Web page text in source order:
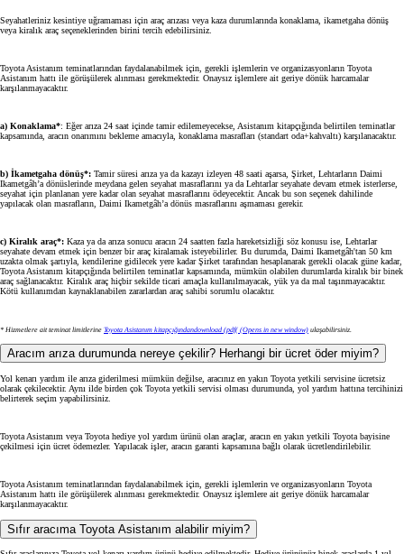
Seyahatleriniz kesintiye uğramaması için araç arızası veya kaza durumlarında konaklama, ikametgaha dönüş
veya kiralık araç seçeneklerinden birini tercih edebilirsiniz.
Toyota Asistanım teminatlarından faydalanabilmek için, gerekli işlemlerin ve organizasyonların Toyota
Asistanım hattı ile görüşülerek alınması gerekmektedir. Onaysız işlemlere ait geriye dönük harcamalar
karşılanmayacaktır.
a) Konaklama*: Eğer arıza 24 saat içinde tamir edilemeyecekse, Asistanım kitapçığında belirtilen teminatlar
kapsamında, aracın onarımını bekleme amacıyla, konaklama masrafları (standart oda+kahvaltı) karşılanacaktır.
b) İkametgaha dönüş*: Tamir süresi arıza ya da kazayı izleyen 48 saati aşarsa, Şirket, Lehtarların Daimi
Ikametgâh’a dönüslerinde meydana gelen seyahat masraflarını ya da Lehtarlar seyahate devam etmek isterlerse,
seyahat için planlanan yere kadar olan seyahat masraflarını ödeyecektir. Ancak bu son seçenek dahilinde
yapılacak olan masrafların, Daimi Ikametgâh’a dönüs masraflarını aşmaması gerekir.
c) Kiralık araç*: Kaza ya da arıza sonucu aracın 24 saatten fazla hareketsizliği söz konusu ise, Lehtarlar
seyahate devam etmek için benzer bir araç kiralamak isteyebilirler. Bu durumda, Daimi Ikametgâh'tan 50 km
uzakta olmak şartıyla, kendilerine gidilecek yere kadar Şirket tarafından hesaplanarak gerekli olacak güne kadar,
Toyota Asistanım kitapçığında belirtilen teminatlar kapsamında, mümkün olabilen durumlarda kiralık bir binek
araç sağlanacaktır. Kiralık araç hiçbir sekilde ticari amaçla kullanılmayacak, yük ya da mal taşınmayacaktır.
Kötü kullanımdan kaynaklanabilen zararlardan araç sahibi sorumlu olacaktır.
* Hizmetlere ait teminat limitlerine Toyota Asistanım kitapçığındandownload (pdf( (Opens in new window) ulaşabilirsiniz.
Aracım arıza durumunda nereye çekilir? Herhangi bir ücret öder miyim?
Yol kenarı yardım ile arıza giderilmesi mümkün değilse, aracınız en yakın Toyota yetkili servisine ücretsiz
olarak çekilecektir. Aynı ilde birden çok Toyota yetkili servisi olması durumunda, yol yardım hattına tercihinizi
belirterek seçim yapabilirsiniz.
Toyota Asistanım veya Toyota hediye yol yardım ürünü olan araçlar, aracın en yakın yetkili Toyota bayisine
çekilmesi için ücret ödemezler. Yapılacak işler, aracın garanti kapsamına bağlı olarak ücretlendirilebilir.
Toyota Asistanım teminatlarından faydalanabilmek için, gerekli işlemlerin ve organizasyonların Toyota
Asistanım hattı ile görüşülerek alınması gerekmektedir. Onaysız işlemlere ait geriye dönük harcamalar
karşılanmayacaktır.
Sıfır aracıma Toyota Asistanım alabilir miyim?